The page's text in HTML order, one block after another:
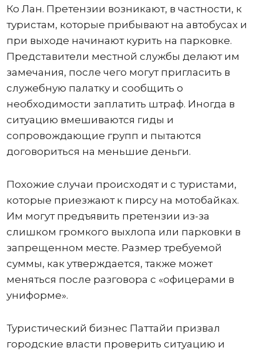
Ко Лан. Претензии возникают, в частности, к
туристам, которые прибывают на автобусах и
при выходе начинают курить на парковке.
Представители местной службы делают им
замечания, после чего могут пригласить в
служебную палатку и сообщить о
необходимости заплатить штраф. Иногда в
ситуацию вмешиваются гиды и
сопровождающие групп и пытаются
договориться на меньшие деньги.
Похожие случаи происходят и с туристами,
которые приезжают к пирсу на мотобайках.
Им могут предъявить претензии из-за
слишком громкого выхлопа или парковки в
запрещенном месте. Размер требуемой
суммы, как утверждается, также может
меняться после разговора с «офицерами в
униформе».
Туристический бизнес Паттайи призвал
городские власти проверить ситуацию и